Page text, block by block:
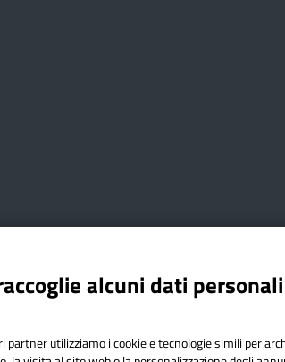
Privacy PolicyDichiarazione di accessibilità
3 - 10064 Bricherasio (TO) | P.E.O.:
| Cod. Meccanografico:
alcuni dati
partner utilizziamo i cookie e tecnologie simili per